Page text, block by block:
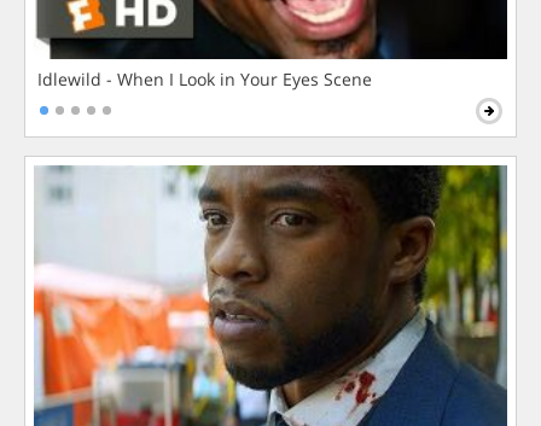
Idlewild - When I Look in Your Eyes Scene